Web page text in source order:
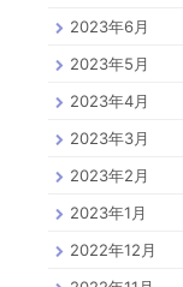
2023年6月
2023年5月
2023年4月
2023年3月
2023年2月
2023年1月
2022年12月